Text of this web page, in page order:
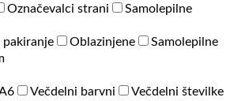
Označevalci strani
Samolepilne
pakiranje
Oblazinjene
Samolepilne
Večdelni barvni
Večdelni številke